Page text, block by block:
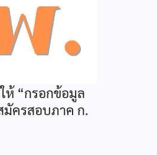
ห้ “กรอกข้อมูล
มัครสอบภาค ก.